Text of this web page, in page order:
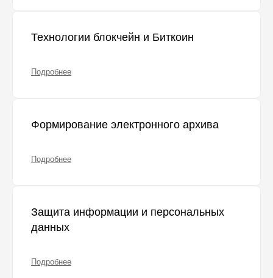
Технологии блокчейн и Биткоин
Подробнее
Формирование электронного архива
Подробнее
Защита информации и персональных
данных
Подробнее